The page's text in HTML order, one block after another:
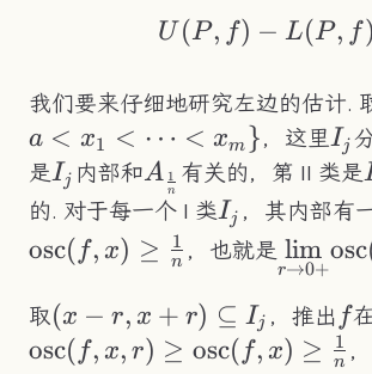
U (P, f) − L(P, f)
我们要来仔细地研究左边的估计.
a < x1 < ⋯ < xm}，这里I_j
Ij
是I_j
Ij 内部和A_\frac{1}
{n}
A
n
1 有关的，第 II 类是
的. 对于每一个 I 类I_j
Ij ，其内部有
osc( f, x) ≥ n
1 ，也就是
{n}
r→0+
lim osc
取(x-
r,x+r)\subseteq
(x − r, x + r) ⊆ Ij ，推出 ff
osc( f, x, r) ≥ osc( f, x) ≥ n
1